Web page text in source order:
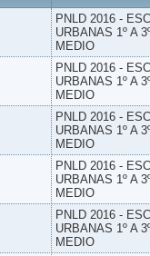
PNLD 2016 -
URBANAS 1º A
MEDIO
PNLD 2016 -
URBANAS 1º A
MEDIO
PNLD 2016 -
URBANAS 1º A
MEDIO
PNLD 2016 -
URBANAS 1º A
MEDIO
PNLD 2016 -
URBANAS 1º A
MEDIO